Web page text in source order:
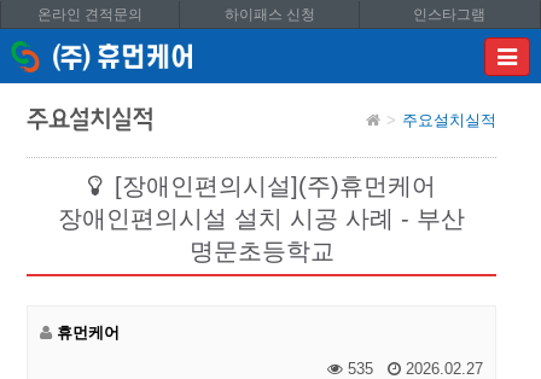
온라인 견적문의 하이패스 신청 인스타그램
이메
입력
주요설치실적 주요설치실적
[장애인편의시설](주)휴먼케어
장애인편의시설 설치 시공 사례 - 부산
명문초등학교
휴먼케어
535
2026.02.27